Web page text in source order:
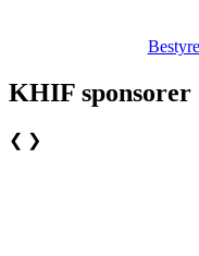
KHIF sponsorer
❮ ❯